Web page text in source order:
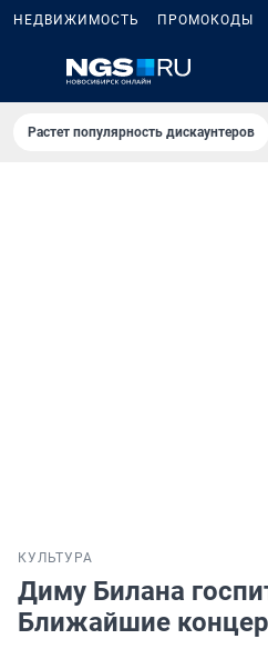
НЕДВИЖИМОСТЬ ПРОМОКОДЫ
Растет популярность дискаунтеров
КУЛЬТУРА
Диму Билана
Ближайшие